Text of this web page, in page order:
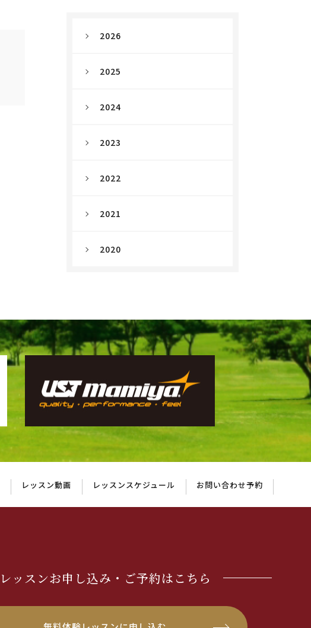
2026
2025
2024
2023
2022
2021
2020
レッスン動画 レッスンスケジュール お問い合わせ予約
レッスンお申し込み・ご予約はこちら